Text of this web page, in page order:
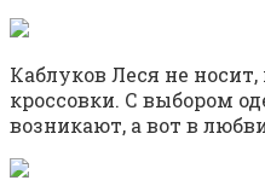
Каблуков Леся не
кроссовки. С выбором
возникают, а вот в